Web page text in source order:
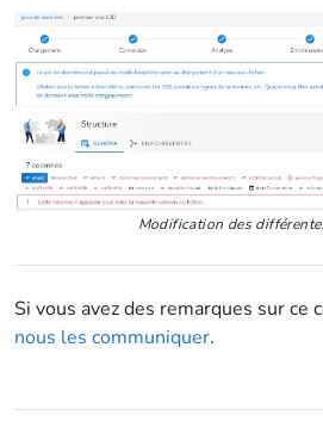
Modification des
Si vous avez des remarques sur ce
nous les communiquer.